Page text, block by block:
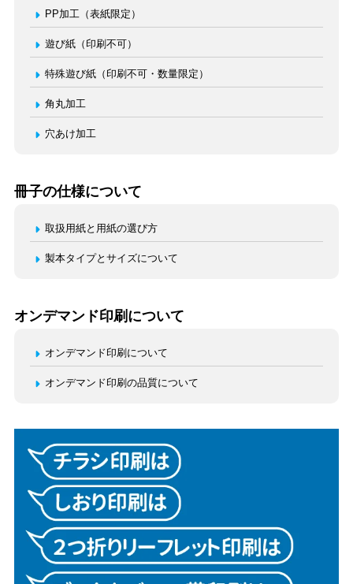
PP加工（表紙限定）
遊び紙（印刷不可）
特殊遊び紙（印刷不可・数量限定）
角丸加工
穴あけ加工
冊子の仕様について
取扱用紙と用紙の選び方
製本タイプとサイズについて
オンデマンド印刷について
オンデマンド印刷について
オンデマンド印刷の品質について